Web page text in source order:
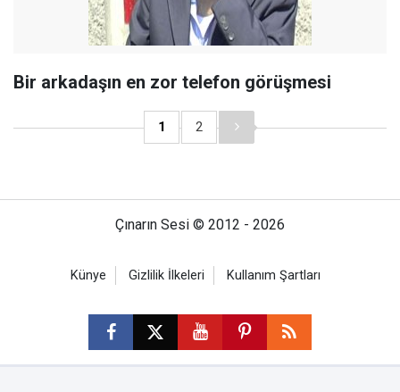
Bir arkadaşın en zor telefon görüşmesi
1 2
Çınarın Sesi © 2012 - 2026
Künye Gizlilik İlkeleri Kullanım Şartları